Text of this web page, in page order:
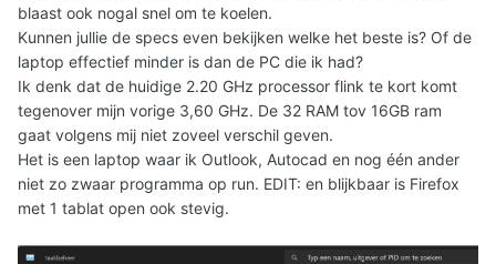
blaast ook nogal snel om te koelen.
Kunnen jullie de specs even bekijken welke het beste is? Of de
laptop effectief minder is dan de PC die ik had?
Ik denk dat de huidige 2.20 GHz processor flink te kort komt
tegenover mijn vorige 3,60 GHz. De 32 RAM tov 16GB ram
gaat volgens mij niet zoveel verschil geven.
Het is een laptop waar ik Outlook, Autocad en nog één ander
niet zo zwaar programma op run. EDIT: en blijkbaar is Firefox
met 1 tablat open ook stevig.